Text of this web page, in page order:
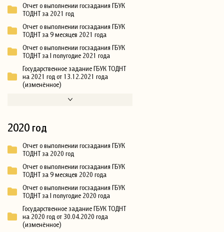
Отчет о выполнении госзадания ГБУК
ТОДНТ за 2021 год
Отчет о выполнении госзадания ГБУК
ТОДНТ за 9 месяцев 2021 года
Отчет о выполнении госзадания ГБУК
ТОДНТ за I полугодие 2021 года
Государственное задание ГБУК ТОДНТ
на 2021 год от 13.12.2021 года
(изменённое)
2020 год
Отчет о выполнении госзадания ГБУК
ТОДНТ за 2020 год
Отчет о выполнении госзадания ГБУК
ТОДНТ за 9 месяцев 2020 года
Отчет о выполнении госзадания ГБУК
ТОДНТ за I полугодие 2020 года
Государственное задание ГБУК ТОДНТ
на 2020 год от 30.04.2020 года
(изменённое)